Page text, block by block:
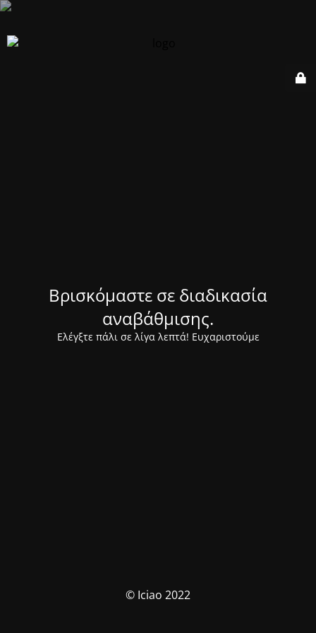
Βρισκόμαστε σε διαδικασία
αναβάθμισης.
Ελέγξτε πάλι σε λίγα λεπτά! Ευχαριστούμε
© Iciao 2022